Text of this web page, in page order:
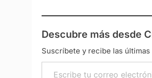
Descubre más desde
Suscríbete y recibe las
Escribe tu correo